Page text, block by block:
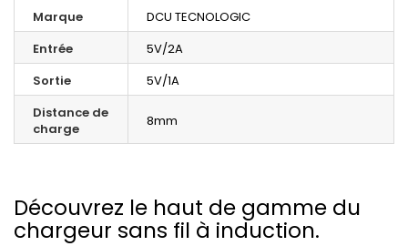
Marque
DCU TECNOLOGIC
Entrée
5V/2A
Sortie
5V/1A
Distance de
charge
8mm
Découvrez le haut de gamme du
chargeur sans fil à induction.